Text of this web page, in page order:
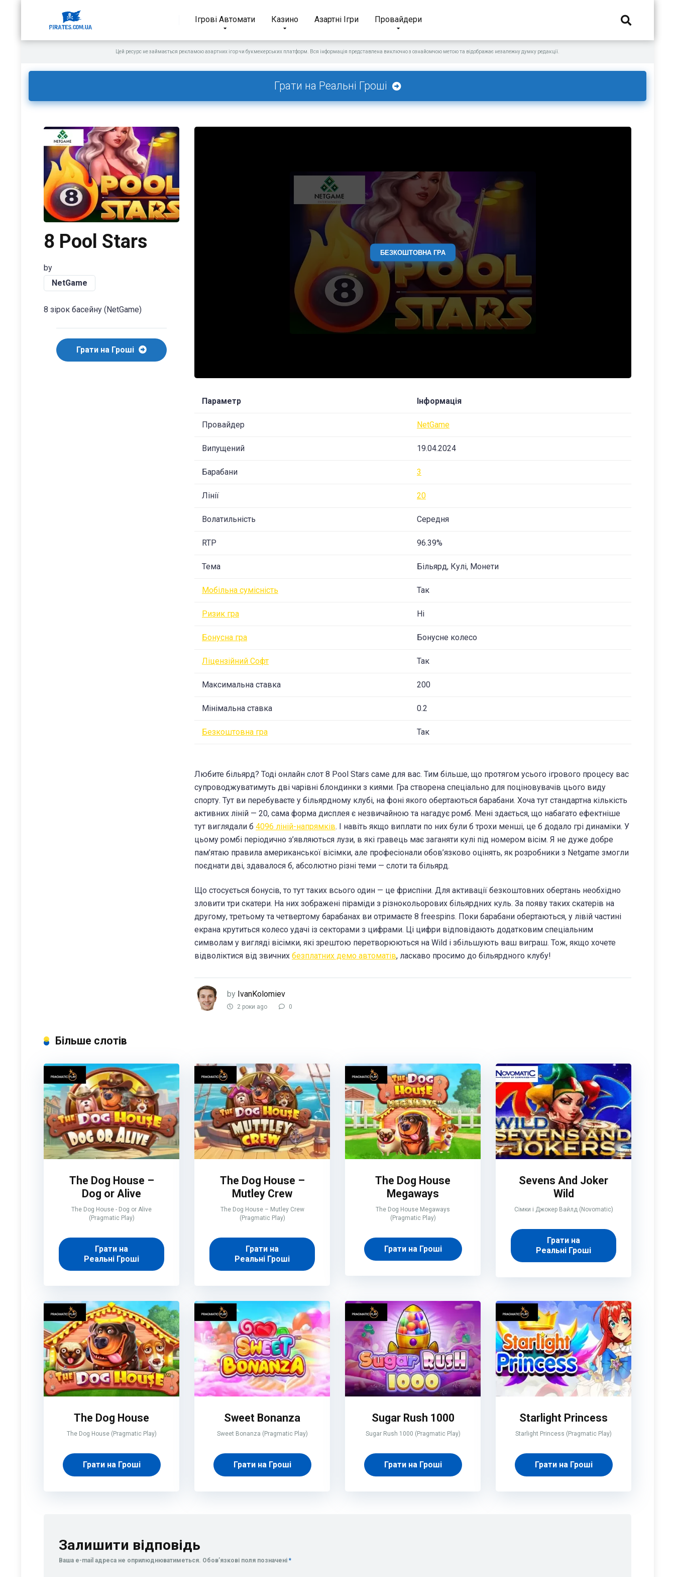
Ігрові Автомати Казино Азартні Ігри Провайдери
Цей ресурс не займається рекламою азартних ігор чи букмекерських платформ. Вся інформація представлена виключно з ознайомчою метою та відображає незалежну думку редакції.
Грати на Реальні Гроші
8 Pool Stars
by
NetGame
8 зірок басейну (NetGame)
Грати на Гроші
БЕЗКОШТОВНА ГРА
Параметр Інформація
Провайдер NetGame
Випущений 19.04.2024
Барабани 3
Лінії 20
Волатильність Середня
RTP 96.39%
Тема Більярд, Кулі, Монети
Мобільна сумісність Так
Ризик гра Ні
Бонусна гра Бонусне колесо
Ліцензійний Софт Так
Максимальна ставка 200
Мінімальна ставка 0.2
Безкоштовна гра Так
Любите більярд? Тоді онлайн слот 8 Pool Stars саме для вас. Тим більше, що протягом усього ігрового процесу вас
супроводжуватимуть дві чарівні блондинки з киями. Гра створена спеціально для поціновувачів цього виду
спорту. Тут ви перебуваєте у більярдному клубі, на фоні якого обертаються барабани. Хоча тут стандартна кількість
активних ліній — 20, сама форма дисплея є незвичайною та нагадує ромб. Мені здається, що набагато ефектніше
тут виглядали б 4096 ліній-напрямків. І навіть якщо виплати по них були б трохи менші, це б додало грі динаміки. У
цьому ромбі періодично з’являються лузи, в які гравець має заганяти кулі під номером вісім. Я не дуже добре
пам’ятаю правила американської вісімки, але професіонали обов’язково оцінять, як розробники з Netgame змогли
поєднати дві, здавалося б, абсолютно різні теми — слоти та більярд.
Що стосується бонусів, то тут таких всього один — це фриспіни. Для активації безкоштовних обертань необхідно
зловити три скатери. На них зображені піраміди з різнокольорових більярдних куль. За появу таких скатерів на
другому, третьому та четвертому барабанах ви отримаєте 8 freespins. Поки барабани обертаються, у лівій частині
екрана крутиться колесо удачі із секторами з цифрами. Ці цифри відповідають додатковим спеціальним
символам у вигляді вісімки, які зрештою перетворюються на Wild і збільшують ваш виграш. Тож, якщо хочете
відволіктися від звичних безплатних демо автоматів, ласкаво просимо до більярдного клубу!
by IvanKolomiev
2 роки ago 0
Більше слотів
The Dog House –
Dog or Alive
The Dog House - Dog or Alive
(Pragmatic Play)
Грати на
Реальні Гроші
The Dog House –
Mutley Crew
The Dog House – Mutley Crew
(Pragmatic Play)
Грати на
Реальні Гроші
The Dog House
Megaways
The Dog House Megaways
(Pragmatic Play)
Грати на Гроші
Sevens And Joker
Wild
Сімки і Джокер Вайлд (Novomatic)
Грати на
Реальні Гроші
The Dog House
The Dog House (Pragmatic Play)
Грати на Гроші
Sweet Bonanza
Sweet Bonanza (Pragmatic Play)
Грати на Гроші
Sugar Rush 1000
Sugar Rush 1000 (Pragmatic Play)
Грати на Гроші
Starlight Princess
Starlight Princess (Pragmatic Play)
Грати на Гроші
Залишити відповідь
Ваша e-mail адреса не оприлюднюватиметься. Обов’язкові поля позначені *